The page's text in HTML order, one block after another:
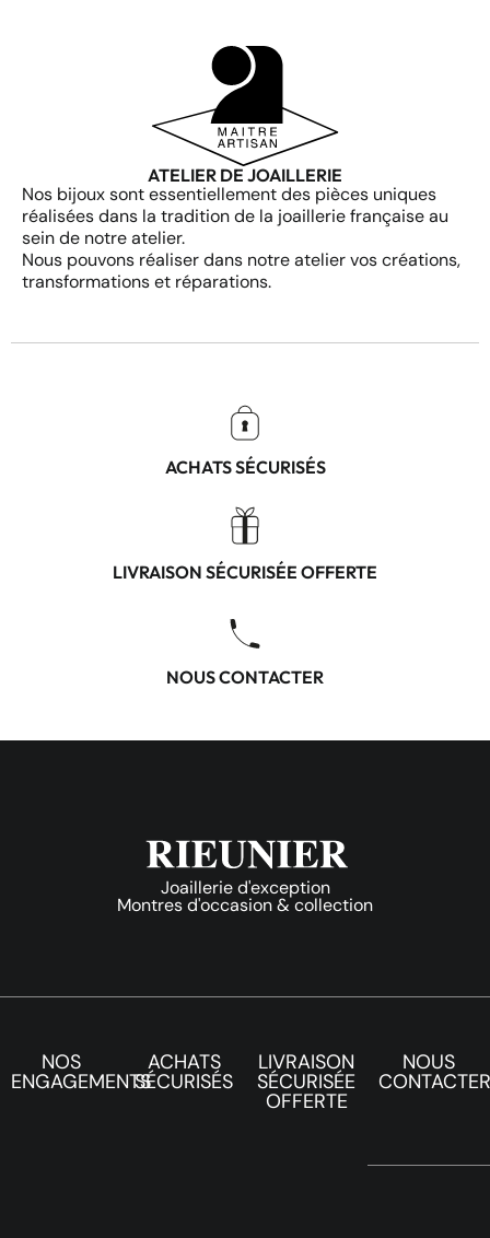
ATELIER DE JOAILLERIE
Nos bijoux sont essentiellement des pièces uniques
réalisées dans la tradition de la joaillerie française au
sein de notre atelier.
Nous pouvons réaliser dans notre atelier vos créations,
transformations et réparations.
ACHATS SÉCURISÉS
LIVRAISON SÉCURISÉE OFFERTE
NOUS CONTACTER
Joaillerie d'exception
Montres d'occasion & collection
NOS
ENGAGEMENTS
ACHATS
SÉCURISÉS
LIVRAISON
SÉCURISÉE
OFFERTE
NOUS
CONTACTER